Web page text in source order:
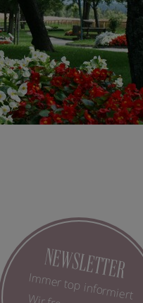
NEWSLETTER
Immer top informiert